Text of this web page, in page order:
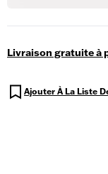
Livraison gratuite à
Ajouter À La Liste